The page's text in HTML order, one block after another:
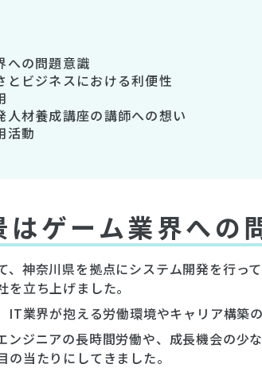
への問題意識
ビジネスにおける利便性
材養成講座の講師への想い
活動
ゲーム業界への
、神奈川県を拠点にシステム開発を行っ
立ち上げました。
業界が抱える労働環境やキャリア構築の
ンジニアの長時間労働や、成長機会の少
当たりにしてきました。